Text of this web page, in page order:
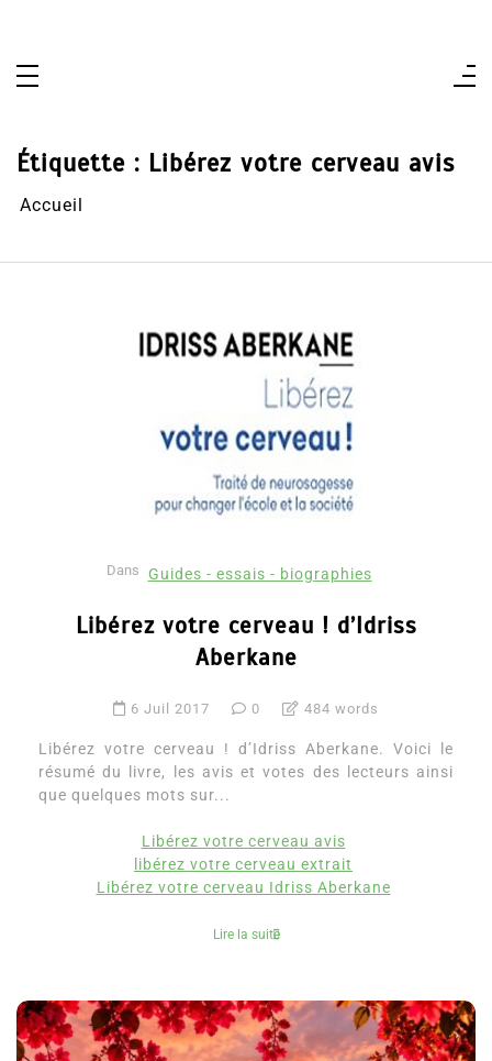
Étiquette : Libérez votre cerveau avis
Accueil
Dans Guides - essais - biographies
Libérez votre cerveau ! d’Idriss
Aberkane
6 Juil 2017 0 484 words
Libérez votre cerveau ! d’Idriss Aberkane. Voici le
résumé du livre, les avis et votes des lecteurs ainsi
que quelques mots sur...
Libérez votre cerveau avis
libérez votre cerveau extrait
Libérez votre cerveau Idriss Aberkane
Lire la suite